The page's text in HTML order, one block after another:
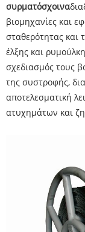
συρματόσχοινα
βιομηχανίες και
σταθερότητας και
έλξης και
σχεδιασμός τους
της συστροφής,
αποτελεσματική
ατυχημάτων και